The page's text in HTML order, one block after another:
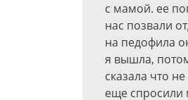
с мамой. ее
нас позвали
на педофила
я вышла,
сказала что
еще спросили